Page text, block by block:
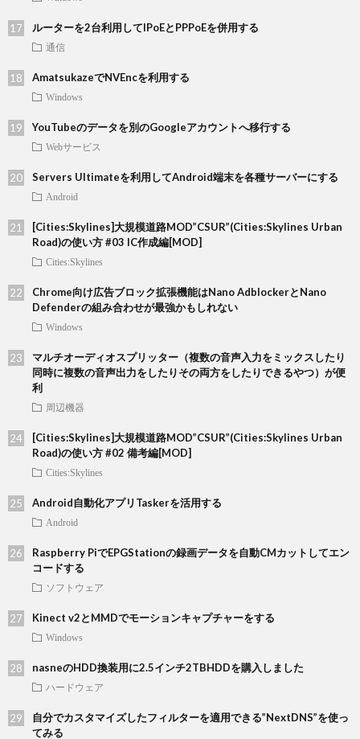
ルーターを2台利用してIPoEとPPPoEを併用する
通信
AmatsukazeでNVEncを利用する
Windows
YouTubeのデータを別のGoogleアカウントへ移行する
Webサービス
Servers Ultimateを利用してAndroid端末を各種サーバーにする
Android
[Cities:Skylines]大規模道路MOD”CSUR”(Cities:Skylines Urban
Road)の使い方 #03 IC作成編[MOD]
Cities:Skylines
Chrome向け広告ブロック拡張機能はNano AdblockerとNano
Defenderの組み合わせが最強かもしれない
Windows
マルチオーディオスプリッター（複数の音声入力をミックスしたり
同時に複数の音声出力をしたりその両方をしたりできるやつ）が便
利
周辺機器
[Cities:Skylines]大規模道路MOD”CSUR”(Cities:Skylines Urban
Road)の使い方 #02 備考編[MOD]
Cities:Skylines
Android自動化アプリTaskerを活用する
Android
Raspberry PiでEPGStationの録画データを自動CMカットしてエン
コードする
ソフトウェア
Kinect v2とMMDでモーションキャプチャーをする
Windows
nasneのHDD換装用に2.5インチ2TBHDDを購入しました
ハードウェア
自分でカスタマイズしたフィルターを適用できる”NextDNS”を使っ
てみる